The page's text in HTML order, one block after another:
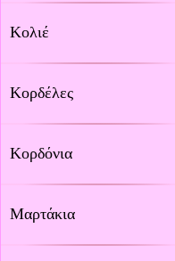
Κολιέ
Κορδέλες
Κορδόνια
Μαρτάκια